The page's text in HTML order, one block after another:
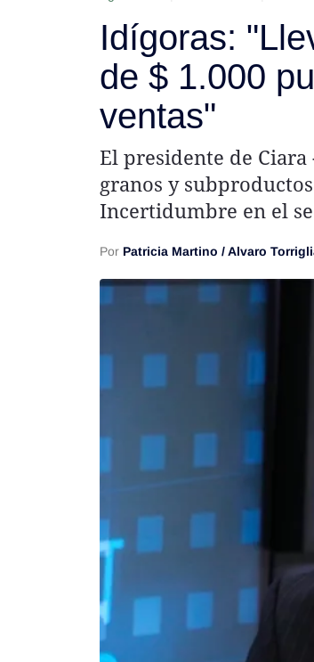
Idígoras:
de $ 1.000
ventas"
El presidente de Ciara
granos y
Incertidumbre en el
Por Patricia Martino / Alvaro